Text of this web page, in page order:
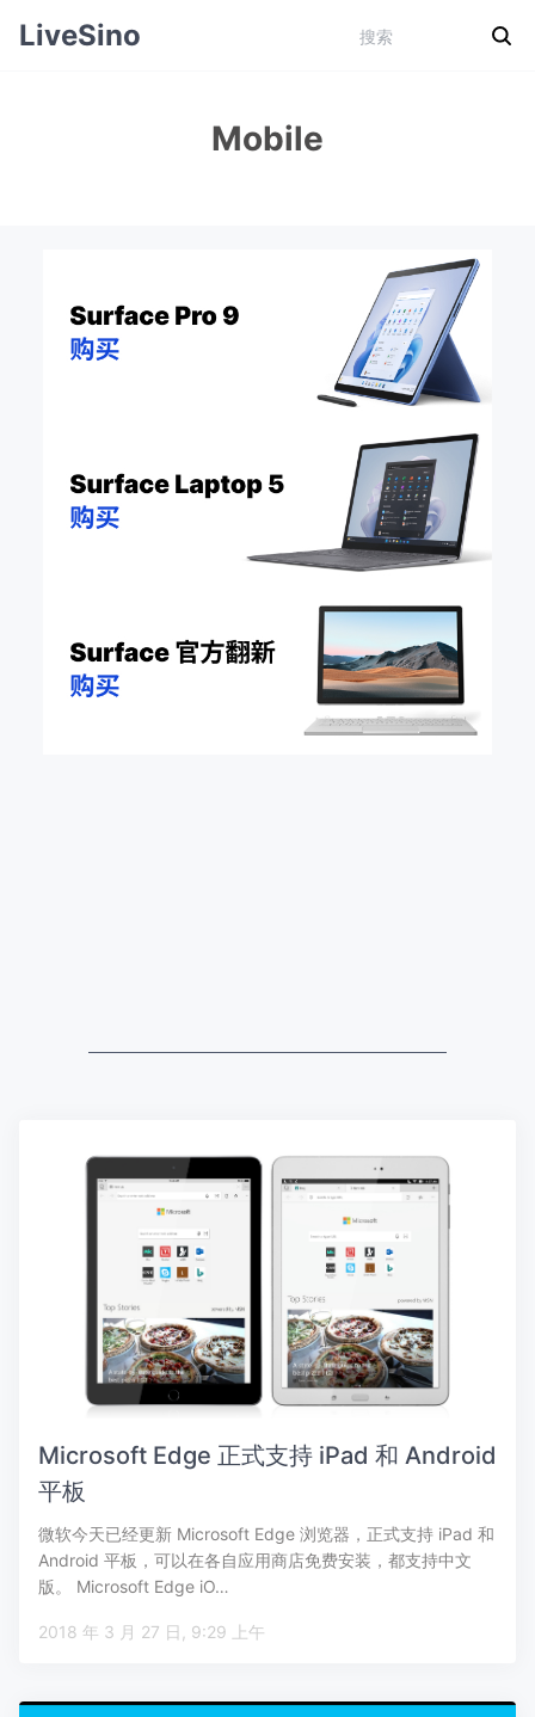
LiveSino
Mobile
Microsoft Edge 正式支持 iPad 和 Android
平板
微软今天已经更新 Microsoft Edge 浏览器，正式支持 iPad 和
Android 平板，可以在各自应用商店免费安装，都支持中文
版。 Microsoft Edge iO…
2018 年 3 月 27 日, 9:29 上午